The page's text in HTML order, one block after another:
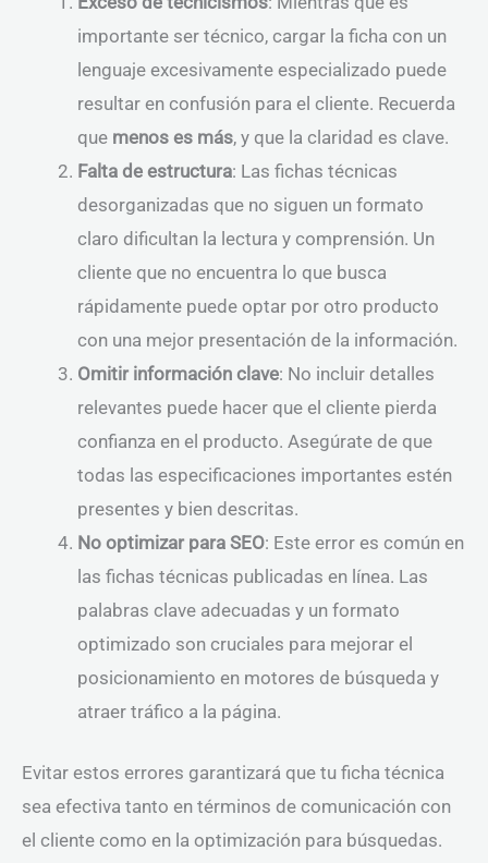
importante ser técnico, cargar la ficha con un
lenguaje excesivamente especializado puede
resultar en confusión para el cliente. Recuerda
que menos es más, y que la claridad es clave.
Falta de estructura: Las fichas técnicas
desorganizadas que no siguen un formato
claro dificultan la lectura y comprensión. Un
cliente que no encuentra lo que busca
rápidamente puede optar por otro producto
con una mejor presentación de la información.
Omitir información clave: No incluir detalles
relevantes puede hacer que el cliente pierda
confianza en el producto. Asegúrate de que
todas las especificaciones importantes estén
presentes y bien descritas.
No optimizar para SEO: Este error es común en
las fichas técnicas publicadas en línea. Las
palabras clave adecuadas y un formato
optimizado son cruciales para mejorar el
posicionamiento en motores de búsqueda y
atraer tráfico a la página.
Evitar estos errores garantizará que tu ficha técnica
sea efectiva tanto en términos de comunicación con
el cliente como en la optimización para búsquedas.